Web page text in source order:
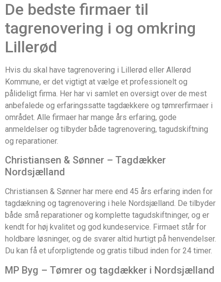
De bedste firmaer til
tagrenovering i og omkring
Lillerød
Hvis du skal have tagrenovering i Lillerød eller Allerød
Kommune, er det vigtigt at vælge et professionelt og
pålideligt firma. Her har vi samlet en oversigt over de mest
anbefalede og erfaringssatte tagdækkere og tømrerfirmaer i
området. Alle firmaer har mange års erfaring, gode
anmeldelser og tilbyder både tagrenovering, tagudskiftning
og reparationer.
Christiansen & Sønner – Tagdækker
Nordsjælland
Christiansen & Sønner har mere end 45 års erfaring inden for
tagdækning og tagrenovering i hele Nordsjælland. De tilbyder
både små reparationer og komplette tagudskiftninger, og er
kendt for høj kvalitet og god kundeservice. Firmaet står for
holdbare løsninger, og de svarer altid hurtigt på henvendelser.
Du kan få et uforpligtende og gratis tilbud inden for 24 timer.
MP Byg – Tømrer og tagdækker i Nordsjælland